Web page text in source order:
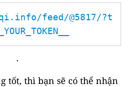
feed/@5817/?t
.
tốt, thì bạn sẽ có thể nhận